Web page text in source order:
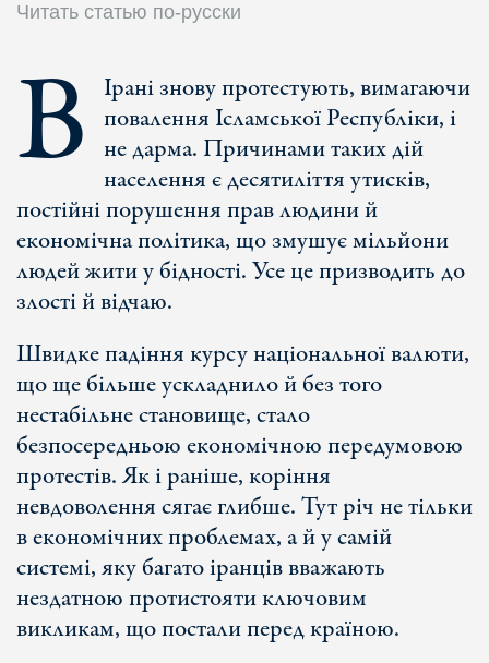
Читать статью по-русски
В
Ірані знову протестують, вимагаючи
повалення Ісламської Республіки, і
не дарма. Причинами таких дій
населення є десятиліття утисків,
постійні порушення прав людини й
економічна політика, що змушує мільйони
людей жити у бідності. Усе це призводить до
злості й відчаю.
Швидке падіння курсу національної валюти,
що ще більше ускладнило й без того
нестабільне становище, стало
безпосередньою економічною передумовою
протестів. Як і раніше, коріння
невдоволення сягає глибше. Тут річ не тільки
в економічних проблемах, а й у самій
системі, яку багато іранців вважають
нездатною протистояти ключовим
викликам, що постали перед країною.